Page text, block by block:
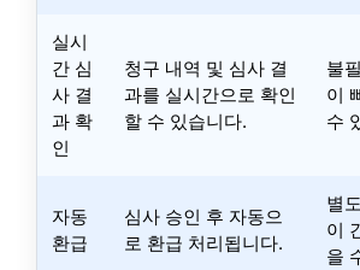
실시
간 심
사 결
과 확
인
청구 내역 및 심사 결
과를 실시간으로 확인
할 수 있습니다.
불
이
수
자동
환급
심사 승인 후 자동으
로 환급 처리됩니다.
별
이
을